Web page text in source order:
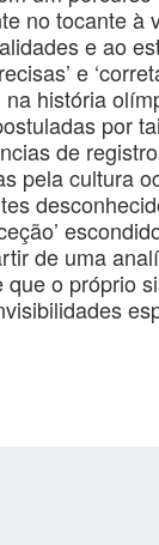
no tocante à
e ao
e
história
por
de
pela cultura
de uma
que o próprio